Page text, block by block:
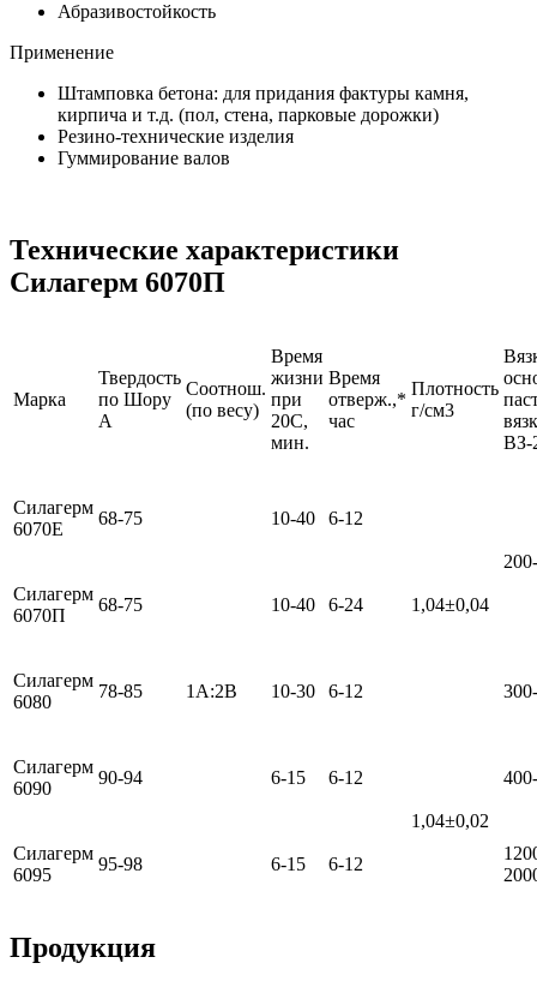
Абразивостойкость
Применение
Штамповка бетона: для придания фактуры камня,
кирпича и т.д. (пол, стена, парковые дорожки)
Резино-технические изделия
Гуммирование валов
Технические характеристики
Силагерм 6070П
Марка
Твердость
по Шору
A
Соотнош.
(по весу)
Время
жизни
при
20С,
мин.
Время
отверж.,*
час
Плотность
г/см3
ВЗ-
Силагерм
6070Е
68-75
1А:2В
10-40 6-12
1,04±0,04
Силагерм
6070П
68-75 10-40 6-24
Силагерм
6080
78-85 10-30 6-12
Силагерм
6090
90-94 6-15 6-12
1,04±0,02
Силагерм
6095
95-98 6-15 6-12
Продукция